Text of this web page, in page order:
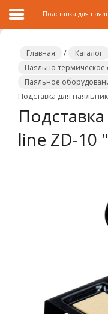
Главная
Каталог
Распродажа
Подставка для
Главная / Каталог
Паяльно-
Паяльное
Подставка для
line ZD-10